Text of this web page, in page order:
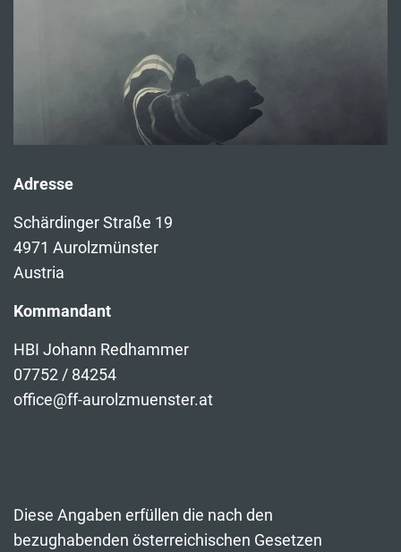
Adresse
Schärdinger Straße 19
4971 Aurolzmünster
Austria
Kommandant
HBI Johann Redhammer
07752 / 84254
office@ff-aurolzmuenster.at
Diese Angaben erfüllen die nach den
bezughabenden österreichischen Gesetzen